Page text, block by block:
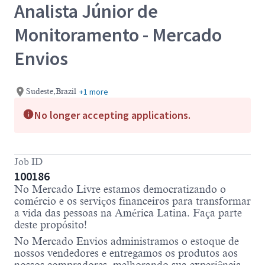
Analista Júnior de
Monitoramento - Mercado
Envios
Sudeste,Brazil +1 more
No longer accepting applications.
Job ID
100186
No Mercado Livre estamos democratizando o
comércio e os serviços financeiros para transformar
a vida das pessoas na América Latina. Faça parte
deste propósito!
No Mercado Envios administramos o estoque de
nossos vendedores e entregamos os produtos aos